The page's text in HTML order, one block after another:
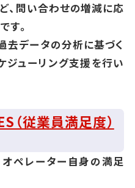
、問い合わせの増減に応
す。
去データの分析に基づく
ジューリング支援を行い
（従業員満足度）
ペレーター自身の満足